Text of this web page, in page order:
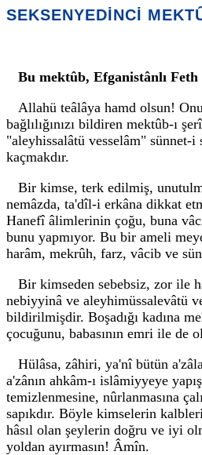
SEKSENYEDİNCİ
Bu mektûb, Efganistânlı Feth
Allahü teâlâya hamd olsun!
bağlılığınızı bildiren mektûb-ı
"aleyhissalâtü vesselâm" sünnet-
kaçmakdır.
Bir kimse, terk edilmiş,
nemâzda, ta'dîl-i erkâna dikkat
Hanefî âlimlerinin çoğu, buna
bunu yapmıyor. Bu bir ameli
harâm, mekrûh, farz, vâcib ve
Bir kimseden sebebsiz, zor ile
nebiyyinâ ve aleyhimüssalevâtü
bildirilmişdir. Boşadığı kadına
çocuğunu, babasının emri ile
Hülâsa, zâhiri, ya'nî bütün
a'zânın ahkâm-ı islâmiyyeye
temizlenmesine, nûrlanmasına
sapıkdır. Böyle kimselerin
hâsıl olan şeylerin doğru ve iyi
yoldan ayırmasın! Âmîn.